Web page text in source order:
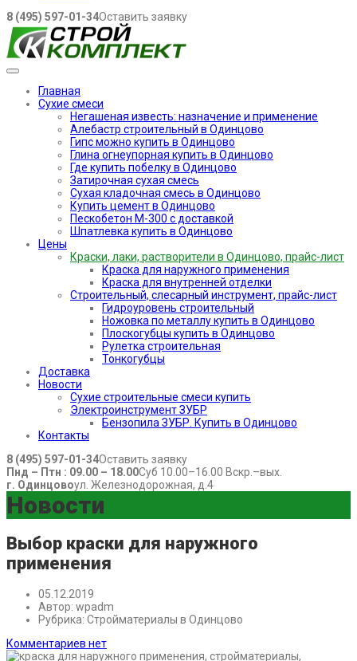
8 (495) 597-01-34Оставить заявку
Главная
Сухие смеси
Негашеная известь: назначение и применение
Алебастр строительный в Одинцово
Гипс можно купить в Одинцово
Глина огнеупорная купить в Одинцово
Где купить побелку в Одинцово
Затирочная сухая смесь
Сухая кладочная смесь в Одинцово
Купить цемент в Одинцово
Пескобетон М-300 с доставкой
Шпатлевка купить в Одинцово
Цены
Краски, лаки, растворители в Одинцово, прайс-лист
Краска для наружного применения
Краска для внутренней отделки
Строительный, слесарный инструмент, прайс-лист
Гидроуровень строительный
Ножовка по металлу купить в Одинцово
Плоскогубцы купить в Одинцово
Рулетка строительная
Тонкогубцы
Доставка
Новости
Сухие строительные смеси купить
Электроинструмент ЗУБР
Бензопила ЗУБР. Купить в Одинцово
Контакты
8 (495) 597-01-34Оставить заявку
Пнд – Птн : 09.00 – 18.00Суб 10.00–16.00 Вскр.–вых.
г. Одинцовоул. Железнодорожная, д.4
Новости
Выбор краски для наружного
применения
05.12.2019
Автор: wpadm
Рубрика: Стройматериалы в Одинцово
Комментариев нет